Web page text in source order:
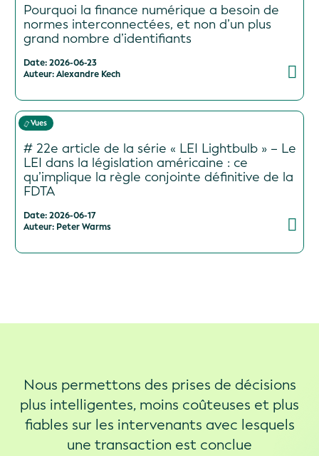
Pourquoi la finance numérique a besoin de
normes interconnectées, et non d’un plus
grand nombre d’identifiants
Date: 2026-06-23
Auteur: Alexandre Kech
Vues
# 22e article de la série « LEI Lightbulb » – Le
LEI dans la législation américaine : ce
qu’implique la règle conjointe définitive de la
FDTA
Date: 2026-06-17
Auteur: Peter Warms
Nous permettons des prises de décisions
plus intelligentes, moins coûteuses et plus
fiables sur les intervenants avec lesquels
une transaction est conclue